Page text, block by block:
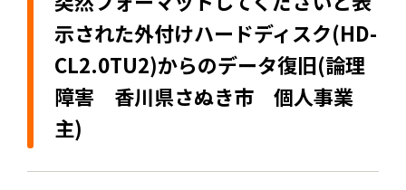
示された外付けハードディスク(HD-
CL2.0TU2)からのデータ復旧(論理
障害 香川県さぬき市 個人事業
主)